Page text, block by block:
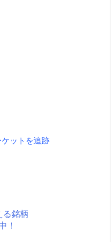
ットを追跡
る銘柄
！